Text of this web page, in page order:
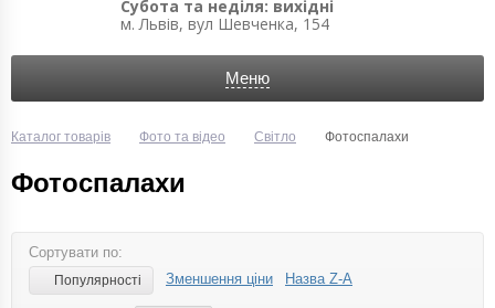
Субота та неділя: вихідні
м. Львів, вул Шевченка, 154
Меню
Каталог товарів Фото та відео Світло Фотоспалахи
Фотоспалахи
Сортувати по:
Популярності Зменшення ціни Назва Z-A